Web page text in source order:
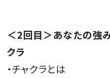
＜2回目＞あなたの強
クラ
・チャクラとは